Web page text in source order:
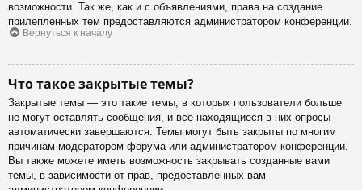
возможности. Так же, как и с объявлениями, права на создание
прилепленных тем предоставляются администратором конференции.
Вернуться к началу
Что такое закрытые темы?
Закрытые темы — это такие темы, в которых пользователи больше
не могут оставлять сообщения, и все находящиеся в них опросы
автоматически завершаются. Темы могут быть закрыты по многим
причинам модератором форума или администратором конференции.
Вы также можете иметь возможность закрывать созданные вами
темы, в зависимости от прав, предоставленных вам